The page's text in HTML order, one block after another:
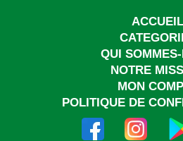
ACCUEIL
QUI
NOTRE
MON
POLITIQUE DE